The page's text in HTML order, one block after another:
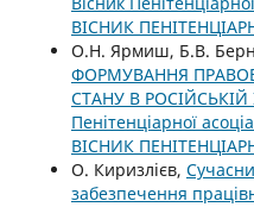
ВІСНИК
О.Н. Ярмиш, Б.В.
ФОРМУВАННЯ
СТАНУ В РОСІЙСЬКІЙ
Пенітенціарної
ВІСНИК
О. Киризлієв,
забезпечення